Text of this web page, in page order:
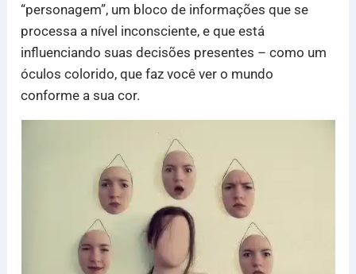
“personagem”, um bloco de informações que se
processa a nível inconsciente, e que está
influenciando suas decisões presentes – como um
óculos colorido, que faz você ver o mundo
conforme a sua cor.